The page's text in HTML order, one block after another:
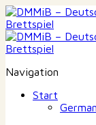
Navigation
Start